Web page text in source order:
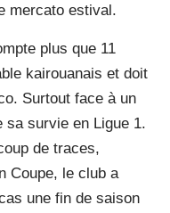
mercato estival.
plus que 11
kairouanais et doit
Surtout face à un
sa survie en Ligue 1.
de traces,
Coupe, le club a
une fin de saison